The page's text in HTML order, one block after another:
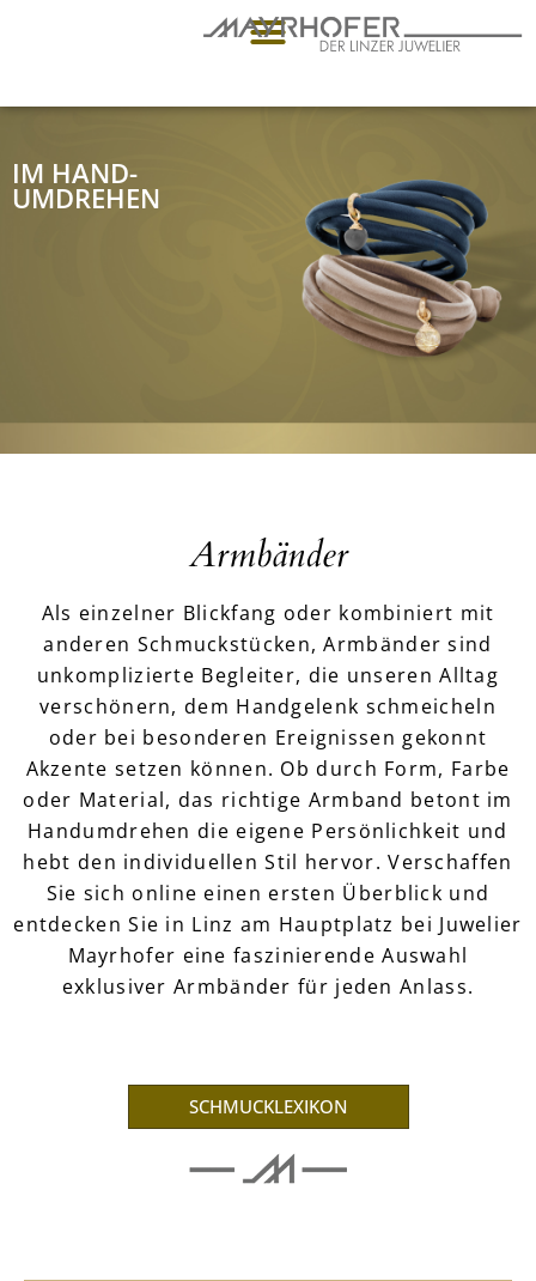
IM HAND-
UMDREHEN
Armbänder
Als einzelner Blickfang oder kombiniert mit
anderen Schmuckstücken, Armbänder sind
unkomplizierte Begleiter, die unseren Alltag
verschönern, dem Handgelenk schmeicheln
oder bei besonderen Ereignissen gekonnt
Akzente setzen können. Ob durch Form, Farbe
oder Material, das richtige Armband betont im
Handumdrehen die eigene Persönlichkeit und
hebt den individuellen Stil hervor. Verschaffen
Sie sich online einen ersten Überblick und
entdecken Sie in Linz am Hauptplatz bei Juwelier
Mayrhofer eine faszinierende Auswahl
exklusiver Armbänder für jeden Anlass.
SCHMUCKLEXIKON